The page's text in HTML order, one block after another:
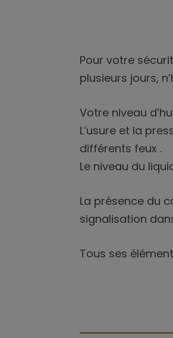
Pour votre
plusieurs jours,
Votre niveau
L’usure et la
différents feux .
Le niveau du
La présence du
signalisation
Tous ses